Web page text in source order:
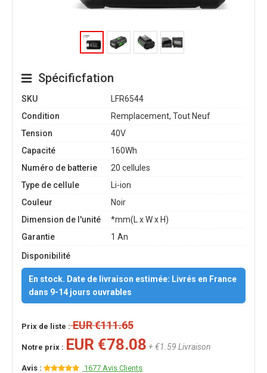
Spécificfation
SKU
LFR6544
Condition
Remplacement, Tout Neuf
Tension
40V
Capacité
160Wh
Numéro de batterie
20 cellules
Type de cellule
Li-ion
Couleur
Noir
Dimension de l'unité
*mm(L x W x H)
Garantie
1 An
Disponibilité
En stock. Date de livraison estimée: Livrés en France
dans 9-14 jours ouvrables
Prix de liste :EUR €111.65
Notre prix : EUR €78.08 + €1.59 Livraison
Avis : 1677 Avis Clients